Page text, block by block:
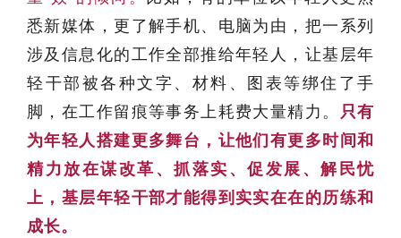
悉新媒体，更了解手机、电脑为由，把一系列
涉及信息化的工作全部推给年轻人，让基层年
轻干部被各种文字、材料、图表等绑住了手
脚，在工作留痕等事务上耗费大量精力。 只有
为年轻人搭建更多舞台，让他们有更多时间和
精力放在谋改革、抓落实、促发展、解民忧
上，基层年轻干部才能得到实实在在的历练和
成长。